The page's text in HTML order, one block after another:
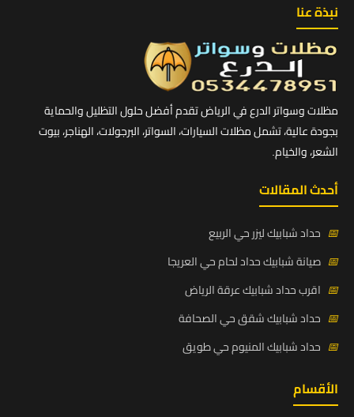
نبذة عنا
مظلات وسواتر الدرع في الرياض تقدم أفضل حلول التظليل والحماية
بجودة عالية، تشمل مظلات السيارات، السواتر، البرجولات، الهناجر، بيوت
الشعر، والخيام.
أحدث المقالات
📅 حداد شبابيك ليزر حي الربيع
📅 صيانة شبابيك حداد لحام حي العريجا
📅 اقرب حداد شبابيك عرقة الرياض
📅 حداد شبابيك شقق حي الصحافة
📅 حداد شبابيك المنيوم حي طويق
الأقسام